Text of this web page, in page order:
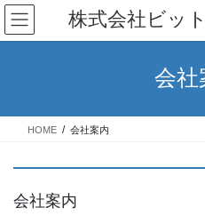
コ
ン
テ
ス
ナ
ビ
ゲ
ン
株式会社ビッ
会社
HOME 会社案内
会社案内